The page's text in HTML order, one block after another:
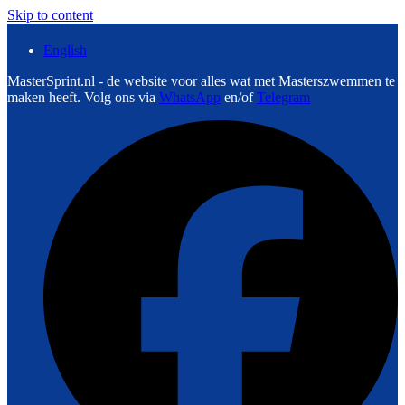
Skip to content
English
MasterSprint.nl - de website voor alles wat met Masterszwemmen te
maken heeft. Volg ons via WhatsApp en/ofTelegram